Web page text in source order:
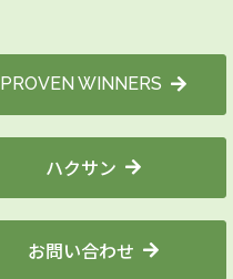
PROVEN WINNERS
ハクサン
お問い合わせ